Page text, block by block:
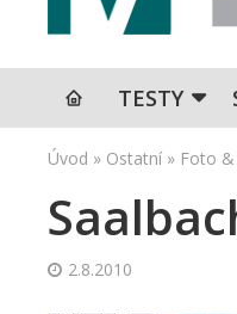
TESTY
Úvod » Ostatní » Foto
2.8.2010